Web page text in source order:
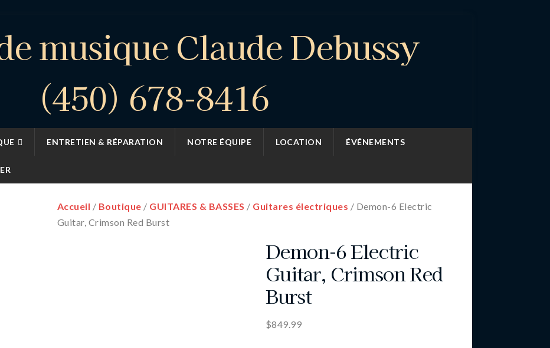
musique Claude Debussy
(450) 678-8416
ENTRETIEN & RÉPARATION NOTRE ÉQUIPE LOCATION ÉVÉNEMENTS
Accueil / Boutique / GUITARES & BASSES / Guitares électriques / Demon-6 Electric
Guitar, Crimson Red Burst
Demon-6 Electric
Guitar, Crimson Red
Burst
$849.99